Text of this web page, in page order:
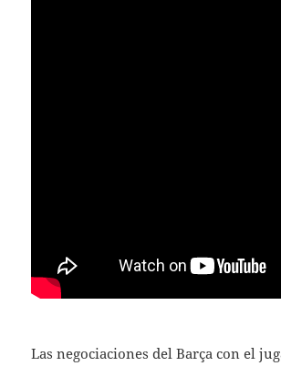
Las negociaciones del Barça con el